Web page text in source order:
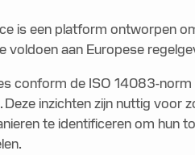
is een platform ontworpen
voldoen aan Europese
conform de ISO 14083-
inzichten zijn nuttig voor
te identificeren om hun